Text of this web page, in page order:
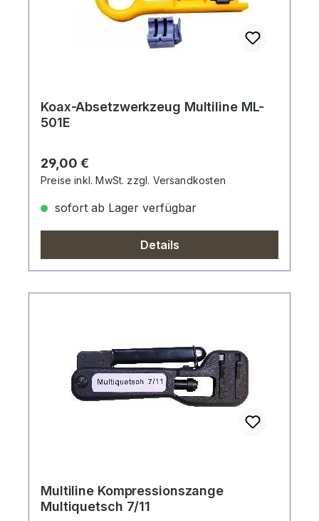
Koax-Absetzwerkzeug Multiline ML-
501E
Regulärer Preis:
29,00 €
Preise inkl. MwSt. zzgl. Versandkosten
sofort ab Lager verfügbar
Details
Multiline Kompressionszange
Multiquetsch 7/11